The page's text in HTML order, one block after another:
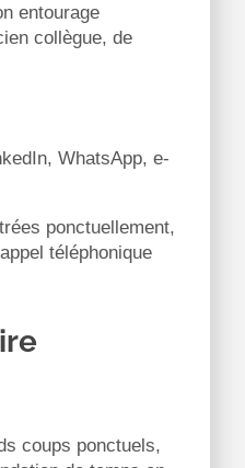
entourage
collègue, de
WhatsApp, e-
ponctuellement,
téléphonique
coups ponctuels,